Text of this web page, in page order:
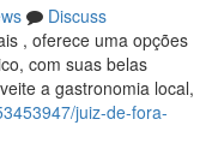
Discuss
, oferece uma opções
com suas belas
a gastronomia local,
juiz-de-fora-